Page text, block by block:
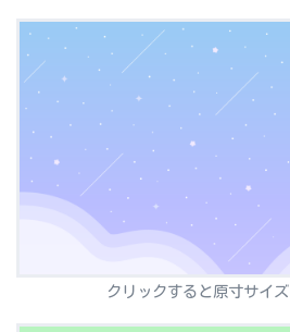
クリックすると原寸サイ